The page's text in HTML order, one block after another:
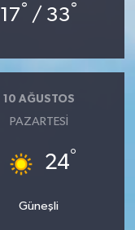
17° / 33°
10 AĞUSTOS
PAZARTESI
24°
Güneşli